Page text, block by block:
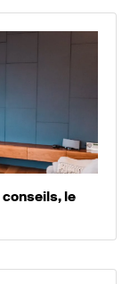
le